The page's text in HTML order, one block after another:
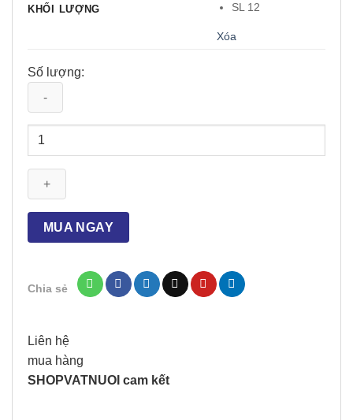
KHỐI LƯỢNG
SL 12
Xóa
Số lượng:
Thức
Dinh
Dưỡng
Chó
Súp
Gà
Trứng
Củ
5
MUA NGAY
Chia sẻ
Liên hệ
mua hàng
SHOPVATNUOI cam kết